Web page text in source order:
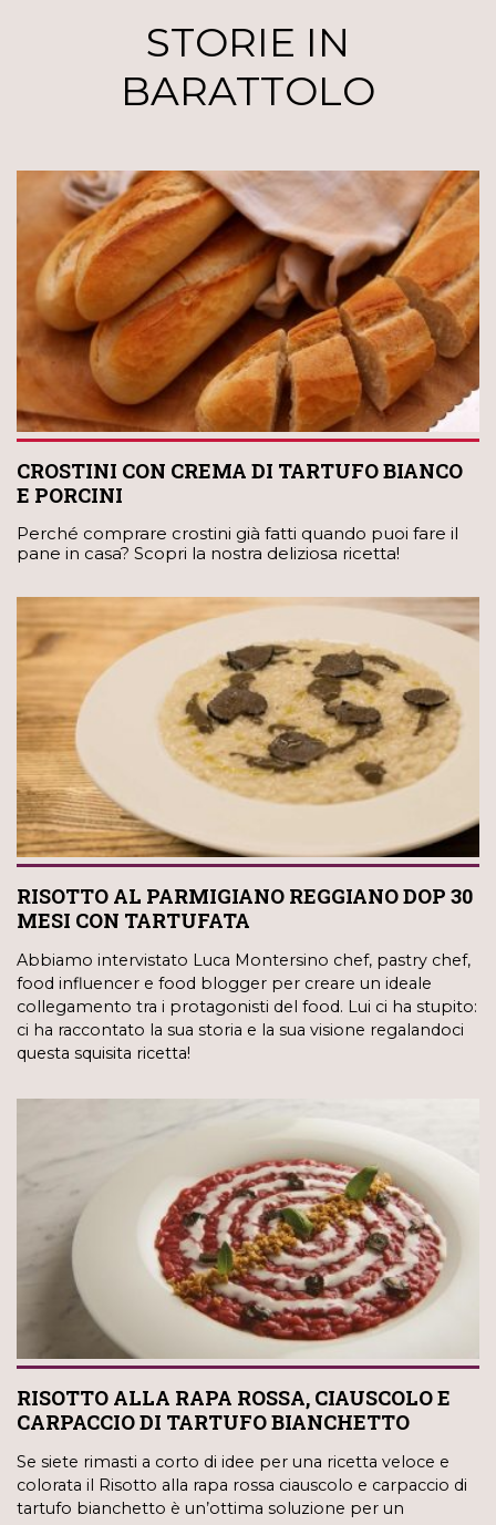
STORIE IN
BARATTOLO
CROSTINI CON CREMA DI TARTUFO BIANCO
E PORCINI
Perché comprare crostini già fatti quando puoi fare il
pane in casa? Scopri la nostra deliziosa ricetta!
RISOTTO AL PARMIGIANO REGGIANO DOP 30
MESI CON TARTUFATA
Abbiamo intervistato Luca Montersino chef, pastry chef,
food influencer e food blogger per creare un ideale
collegamento tra i protagonisti del food. Lui ci ha stupito:
ci ha raccontato la sua storia e la sua visione regalandoci
questa squisita ricetta!
RISOTTO ALLA RAPA ROSSA, CIAUSCOLO E
CARPACCIO DI TARTUFO BIANCHETTO
Se siete rimasti a corto di idee per una ricetta veloce e
colorata il Risotto alla rapa rossa ciauscolo e carpaccio di
tartufo bianchetto è un’ottima soluzione per un